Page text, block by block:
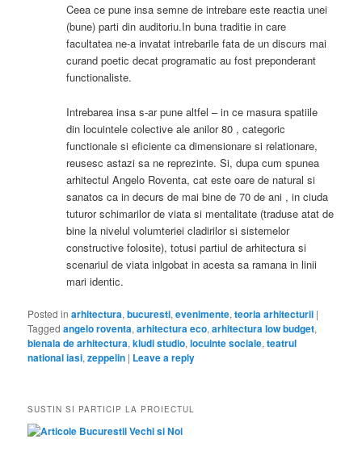
Ceea ce pune insa semne de intrebare este reactia unei
(bune) parti din auditoriu.In buna traditie in care
facultatea ne-a invatat intrebarile fata de un discurs mai
curand poetic decat programatic au fost preponderant
functionaliste.
Intrebarea insa s-ar pune altfel – in ce masura spatiile
din locuintele colective ale anilor 80 , categoric
functionale si eficiente ca dimensionare si relationare,
reusesc astazi sa ne reprezinte. Si, dupa cum spunea
arhitectul Angelo Roventa, cat este oare de natural si
sanatos ca in decurs de mai bine de 70 de ani , in ciuda
tuturor schimarilor de viata si mentalitate (traduse atat de
bine la nivelul volumteriei cladirilor si sistemelor
constructive folosite), totusi partiul de arhitectura si
scenariul de viata inlgobat in acesta sa ramana in linii
mari identic.
Posted in arhitectura,bucuresti,evenimente,teoria arhitecturii |
Tagged angelo roventa,arhitectura eco,arhitectura low budget,
bienala de arhitectura,kludi studio,locuinte sociale,teatrul
national iasi,zeppelin | Leave a reply
SUSTIN SI PARTICIP LA PROIECTUL